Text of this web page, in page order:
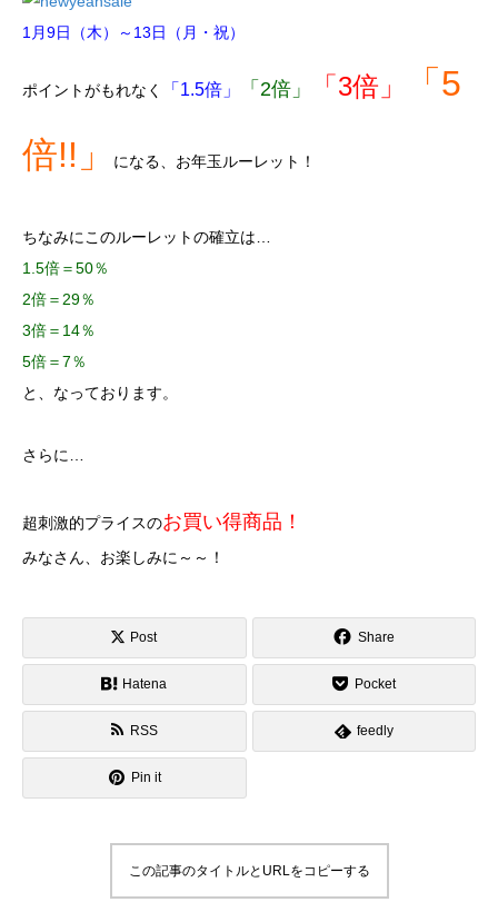
1月9日（木）～13日（月・祝）
ポイントがもれなく 「1.5倍」 「 2倍」 「3倍」
「5
倍!!」
になる、お年玉ルーレット！
ちなみにこのルーレットの確立は…
1.5倍＝50％
2倍＝29％
3倍＝14％
5倍＝7％
と、なっております。
さらに…
超刺激的プライスのお買い得商品！
みなさん、お楽しみに～～！
Post Share
Hatena Pocket
RSS feedly
Pin it
この記事のタイトルとURLをコピーする